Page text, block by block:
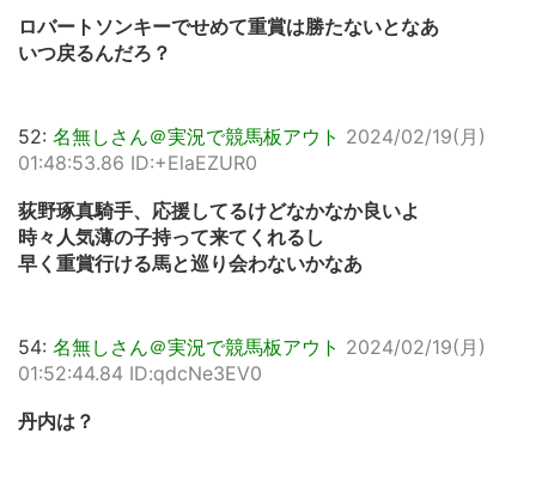
ロバートソンキーでせめて重賞は勝たないとなあ
いつ戻るんだろ？
52: 名無しさん＠実況で競馬板アウト 2024/02/19(月)
01:48:53.86 ID:+ElaEZUR0
荻野琢真騎手、応援してるけどなかなか良いよ
時々人気薄の子持って来てくれるし
早く重賞行ける馬と巡り会わないかなあ
54: 名無しさん＠実況で競馬板アウト 2024/02/19(月)
01:52:44.84 ID:qdcNe3EV0
丹内は？